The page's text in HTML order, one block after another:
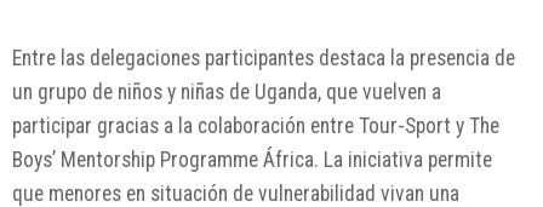
Entre las delegaciones participantes destaca la presencia de
un grupo de niños y niñas de Uganda, que vuelven a
participar gracias a la colaboración entre Tour-Sport y The
Boys’ Mentorship Programme África. La iniciativa permite
que menores en situación de vulnerabilidad vivan una